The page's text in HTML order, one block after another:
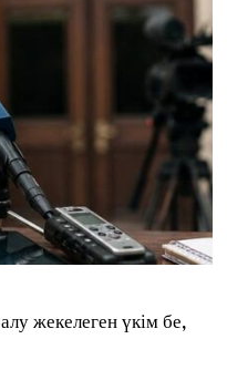
жекелеген үкім бе,